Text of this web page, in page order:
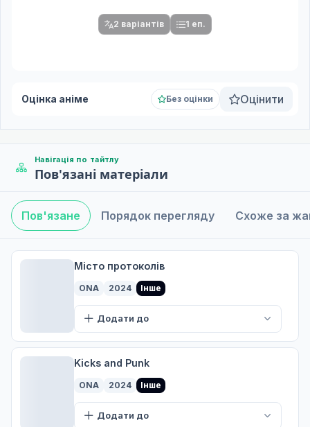
2 варіантів 1 еп.
Оцінка аніме Без оцінки Оцінити
Навігація по тайтлу
Пов'язані матеріали
Пов'язане Порядок перегляду Схоже за
Місто протоколів
ONA 2024 Інше
Додати до
Kicks and Punk
ONA 2024 Інше
Додати до